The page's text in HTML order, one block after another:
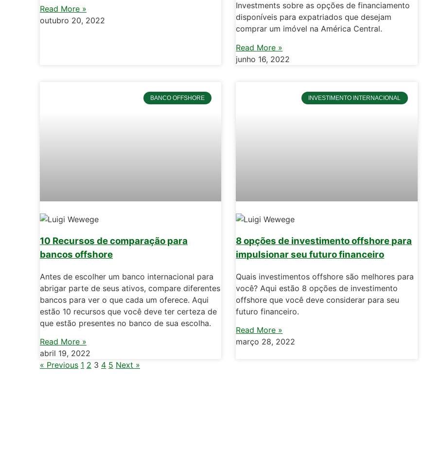
Read More »
outubro 20, 2022
Investments sobre as opções de financiamento
disponíveis para expatriados que desejam
comprar um imóvel na América Central.
Read More »
junho 16, 2022
BANCO OFFSHORE
10 Recursos de comparação para
bancos offshore
Antes de escolher um banco internacional para
abrigar parte de seus ativos, compare diferentes
bancos para ver o que cada um oferece. Aqui
estão 10 recursos que você deve ter certeza de
que estão presentes no banco de sua escolha.
Read More »
abril 19, 2022
INVESTIMENTO INTERNACIONAL
8 opções de investimento offshore para
impulsionar seu futuro financeiro
Quais investimentos offshore são melhores para
você? Aqui estão 8 opções de investimento
offshore que você deve considerar para seu
futuro financeiro.
Read More »
março 28, 2022
« Previous 1 2 3 4 5 Next »